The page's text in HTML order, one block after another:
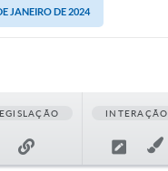
JANEIRO DE 2024
INTERAÇÃO